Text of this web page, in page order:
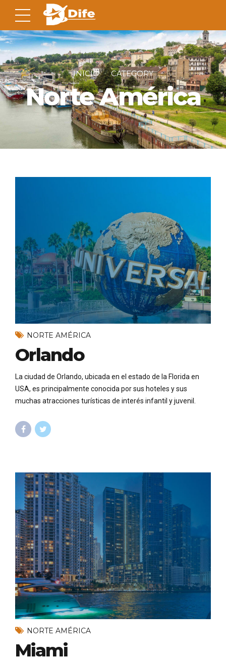
INICIO CATEGORY
Norte América
NORTE AMÉRICA
Orlando
La ciudad de Orlando, ubicada en el estado de la Florida en
USA, es principalmente conocida por sus hoteles y sus
muchas atracciones turísticas de interés infantil y juvenil.
NORTE AMÉRICA
Miami